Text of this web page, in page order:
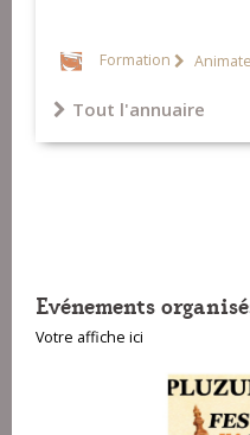
Formation
Tout l'annuaire
Evénements
Votre affiche ici